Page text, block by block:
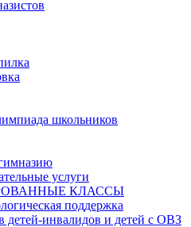
школьников
услуги
КЛАССЫ
поддержка
детей-инвалидов и детей с ОВЗ